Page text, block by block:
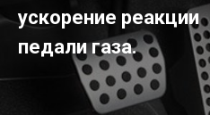
ускорение реакции
педали газа.